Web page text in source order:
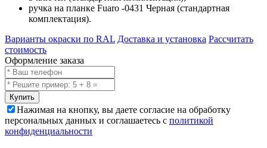
ручка на планке Fuaro -0431 Черная (стандартная
комплектация).
Варианты окраски по RAL Доставка и установка Рассчитать
стоимость
Оформление заказа
Купить
Нажимая на кнопку, вы даете согласие на обработку
персональных данных и соглашаетесь с политикой
конфиденциальности